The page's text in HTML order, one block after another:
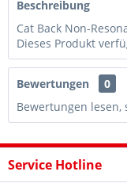
Beschreibung
Cat Back Non-
Dieses Produkt
Bewertungen
0
Bewertungen
Service Hotline